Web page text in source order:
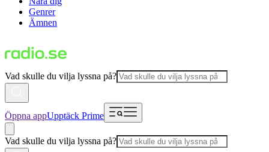
Genrer
Ämnen
Vad skulle du vilja lyssna på?
Öppna appUpptäck Prime
Vad skulle du vilja lyssna på?